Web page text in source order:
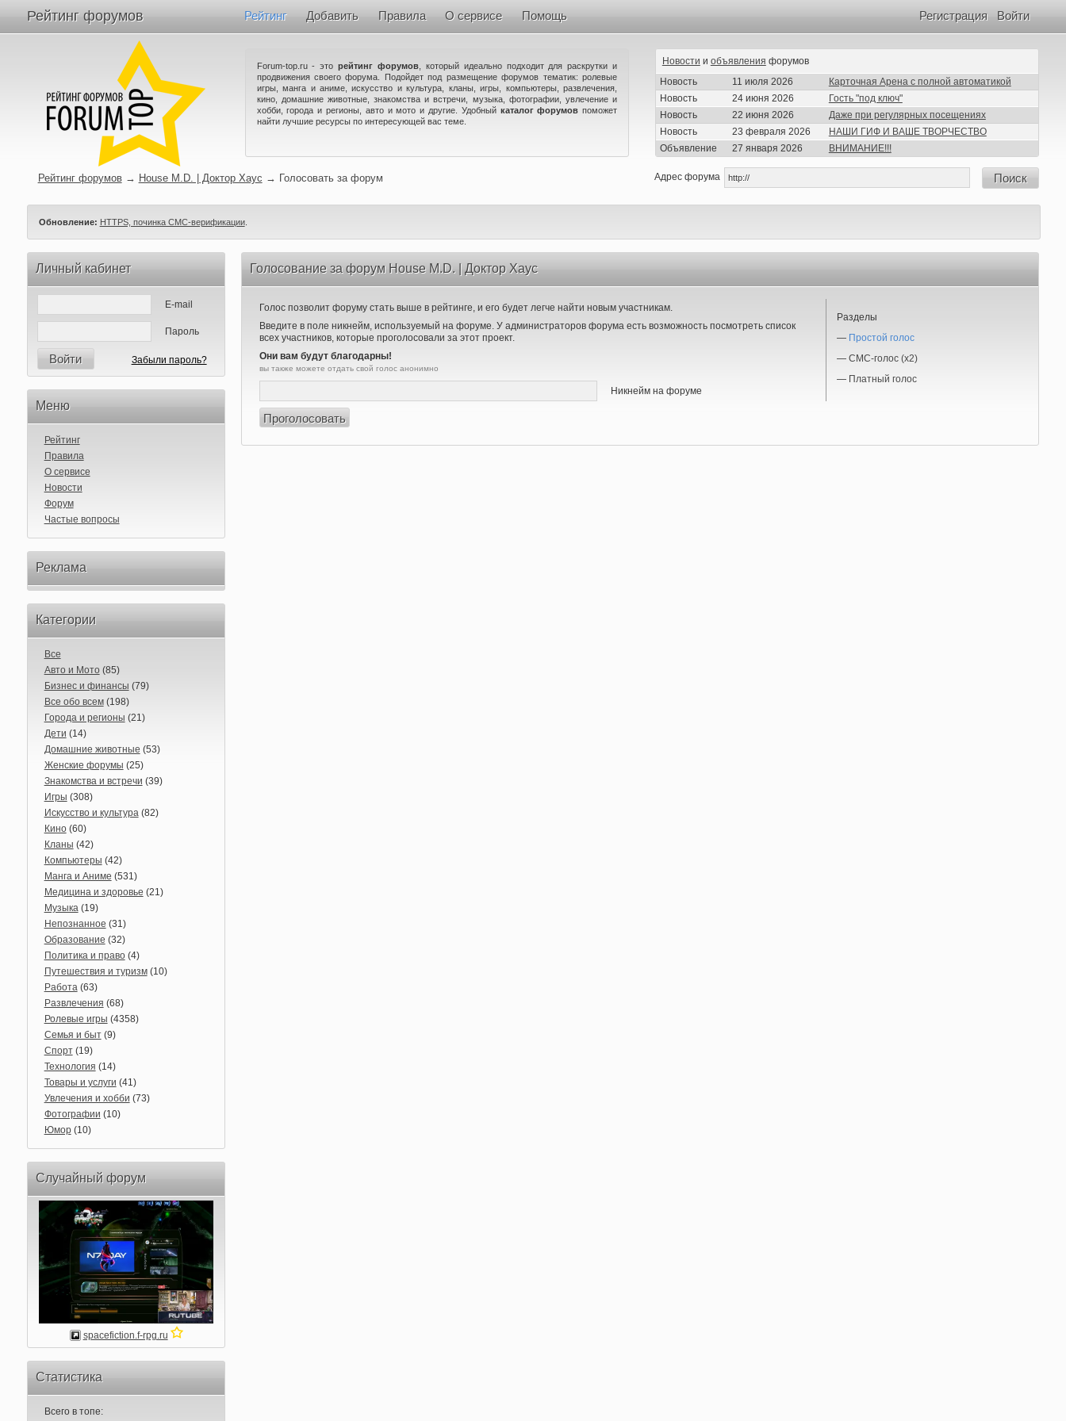
Рейтинг форумов Рейтинг Добавить Правила О сервисе Помощь Войти
Регистрация
Forum-top.ru - эторейтинг форумов , который идеально подходит для раскрутки и
продвижения своего форума. Подойдет под размещение форумов тематик: ролевые
игры, манга и аниме, искусство и культура, кланы, игры, компьютеры, развлечения,
кино, домашние животные, знакомства и встречи, музыка, фотографии, увлечение и
хобби, города и регионы, авто и мото и другие. Удобный каталог форумов поможет
найти лучшие ресурсы по интересующей вас теме.
Новости и объявления форумов
Новость
11 июля 2026
Карточная Арена с полной автоматикой
Новость
24 июня 2026
Гость "под ключ"
Новость
22 июня 2026
Даже при регулярных посещениях
Новость
23 февраля 2026
НАШИ ГИФ И ВАШЕ ТВОРЧЕСТВО
Объявление
27 января 2026 ВНИМАНИЕ!!!
Адрес форума Поиск
Рейтинг форумов → House M.D. | Доктор Хаус → Голосовать за форум
Обновление: HTTPS, починка СМС-верификации.
Личный кабинет
E-mail
Пароль
Войти Забыли пароль?
Меню
Рейтинг
Правила
О сервисе
Новости
Форум
Частые вопросы
Реклама
Категории
Все
Авто и Мото(85)
Бизнес и финансы (79)
Все обо всем(198)
Города и регионы (21)
Дети (14)
Домашние животные (53)
Женские форумы (25)
Знакомства и встречи (39)
Игры (308)
Искусство и культура(82)
Кино(60)
Кланы (42)
Компьютеры (42)
Манга и Аниме (531)
Медицина и здоровье (21)
Музыка(19)
Непознанное (31)
Образование (32)
Политика и право(4)
Путешествия и туризм(10)
Работа(63)
Развлечения (68)
Ролевые игры (4358)
Семья и быт(9)
Спорт(19)
Технология (14)
Товары и услуги (41)
Увлечения и хобби (73)
Фотографии (10)
Юмор(10)
Случайный форум
spacefiction.f-rpg.ru
Статистика
Всего в топе:
Голосование за форум House M.D. | Доктор Хаус
Голос позволит форуму стать выше в рейтинге, и его будет легче найти новым участникам.
Введите в поле никнейм, используемый на форуме. У администраторов форума есть возможность посмотреть список
всех участников, которые проголосовали за этот проект.
Они вам будут благодарны!
вы также можете отдать свой голос анонимно
Никнейм на форуме
Разделы
— Простой голос
— СМС-голос (x2)
— Платный голос